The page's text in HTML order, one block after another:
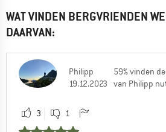
Hartelijke groeten,
Marco
0
Marije vd
15.06.2025 11:15
WAT VINDEN BERGVRIENDEN
DAARVAN:
Philipp
19.12.2023
59% vinden
van Philipp
3 1